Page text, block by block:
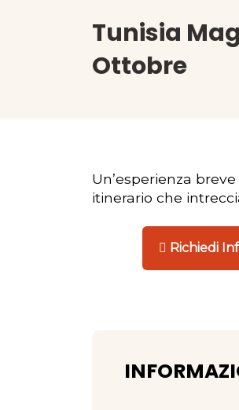
Tunisia
Ottobre
Un’esperienza
itinerario che
Richiedi